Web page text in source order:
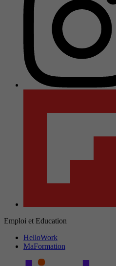
Emploi et Education
HelloWork
MaFormation